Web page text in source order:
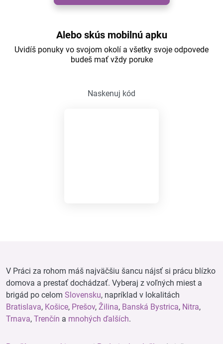
Alebo skús mobilnú apku
Uvidíš ponuky vo svojom okolí a všetky svoje odpovede
budeš mať vždy poruke
Naskenuj kód
V Práci za rohom máš najväčšiu šancu nájsť si prácu blízko
domova a prestať dochádzať. Vyberaj z voľných miest a
brigád po celom Slovensku, napríklad v lokalitách
Bratislava, Košice, Prešov, Žilina, Banská Bystrica, Nitra,
Trnava, Trenčín a mnohých ďalších.